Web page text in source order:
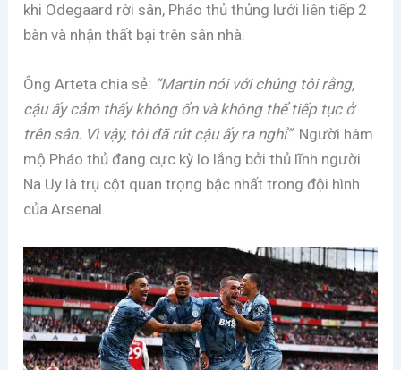
khi Odegaard rời sân, Pháo thủ thủng lưới liên tiếp 2
bàn và nhận thất bại trên sân nhà.
Ông Arteta chia sẻ: “Martin nói với chúng tôi rằng,
cậu ấy cảm thấy không ổn và không thể tiếp tục ở
trên sân. Vì vậy, tôi đã rút cậu ấy ra nghỉ”. Người hâm
mộ Pháo thủ đang cực kỳ lo lắng bởi thủ lĩnh người
Na Uy là trụ cột quan trọng bậc nhất trong đội hình
của Arsenal.